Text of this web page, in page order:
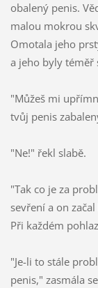
obalený penis.
malou mokrou
Omotala jeho
a jeho byly téměř
"Můžeš mi
tvůj penis
"Ne!" řekl slabě.
"Tak co je za
sevření a on
Při každém
"Je-li to stále
penis," zasmála